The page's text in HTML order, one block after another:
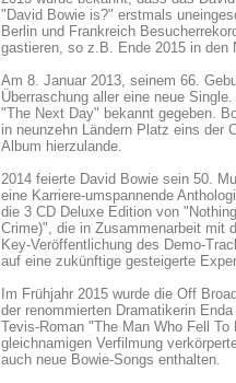
"David Bowie is?" erstmals
Berlin und Frankreich
gastieren, so z.B. Ende 2015 in den
Am 8. Januar 2013, seinem 66.
Überraschung aller eine neue
"The Next Day" bekannt gegeben.
in neunzehn Ländern Platz eins der
Album hierzulande.
2014 feierte David Bowie sein 50.
eine Karriere-umspannende
die 3 CD Deluxe Edition von
Crime)", die in Zusammenarbeit mit
Key-Veröffentlichung des Demo-
auf eine zukünftige gesteigerte
Im Frühjahr 2015 wurde die Off
der renommierten Dramatikerin
Tevis-Roman "The Man Who Fell
gleichnamigen Verfilmung
auch neue Bowie-Songs enthalten.